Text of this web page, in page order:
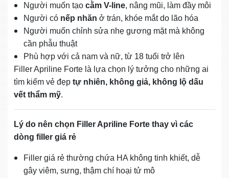
Người muốn tạo cằm V-line, nâng mũi, làm đầy môi
Người có nếp nhăn ở trán, khóe mắt do lão hóa
Người muốn chỉnh sửa nhẹ gương mặt mà không
cần phẫu thuật
Phù hợp với cả nam và nữ, từ 18 tuổi trở lên
Filler Apriline Forte là lựa chọn lý tưởng cho những ai
tìm kiếm vẻ đẹp tự nhiên, không giả, không lộ dấu
vết thẩm mỹ.
Lý do nên chọn Filler Apriline Forte thay vì các
dòng filler giá rẻ
Filler giá rẻ thường chứa HA không tinh khiết, dễ
gây viêm, sưng, thậm chí hoại tử mô